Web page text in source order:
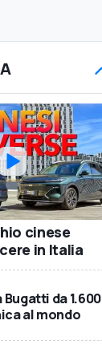
cinese
in Italia
Bugatti da 1.600
al mondo